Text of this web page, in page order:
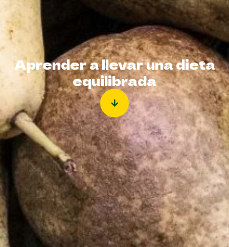
Aprender a llevar una dieta
equilibrada